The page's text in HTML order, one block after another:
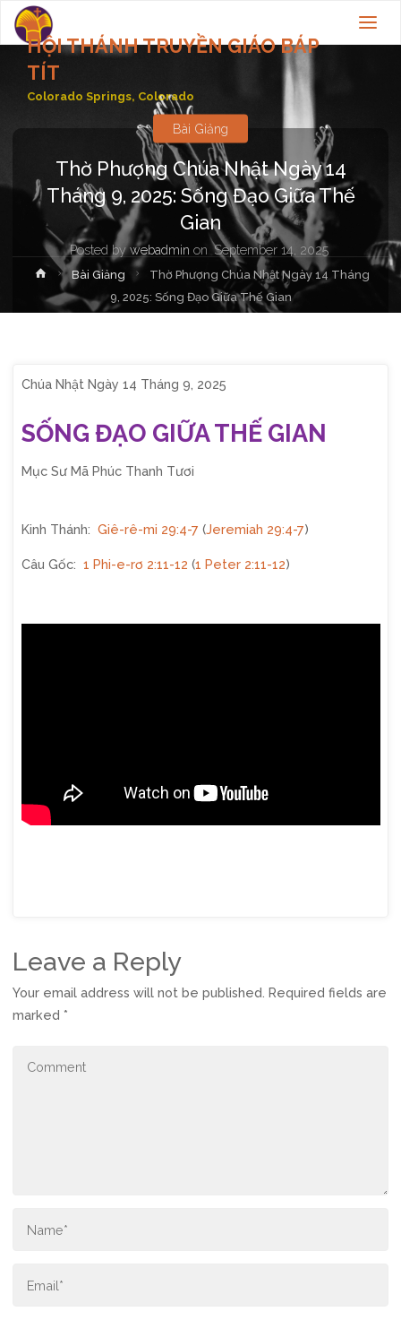
HỘI THÁNH TRUYỀN GIÁO BÁP
TÍT
Colorado Springs, Colorado
Thờ Phượng Chúa Nhật Ngày 14
Tháng 9, 2025: Sống Đạo Giữa Thế
Gian
Posted by webadmin on September 14, 2025
Bài Giảng
HomeBài Giảng
Thờ Phượng Chúa Nhật Ngày 14 Tháng
9, 2025: Sống Đạo Giữa Thế Gian
Chúa Nhật Ngày 14 Tháng 9, 2025
SỐNG ĐẠO GIỮA THẾ GIAN
Mục Sư Mã Phúc Thanh Tươi
Kinh Thánh: Giê-rê-mi 29:4-7 (Jeremiah 29:4-7)
Câu Gốc: 1 Phi-e-rơ 2:11-12 (1 Peter 2:11-12)
Leave a Reply
Your email address will not be published. Required fields are
marked *